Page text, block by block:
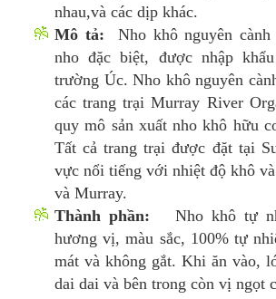
nhau,và các dịp khác.
Mô tả: Nho khô nguyên
nho đặc biệt, được nhập
trường Úc. Nho khô nguyên
các trang trại Murray River
quy mô sản xuất nho khô hữu
Tất cả trang trại được đặt tại
vực nổi tiếng với nhiệt độ khô
và Murray.
Thành phần:
Nho khô tự
hương vị, màu sắc, 100% tự
mát và không gắt. Khi ăn vào,
dai dai và bên trong còn vị ngọt